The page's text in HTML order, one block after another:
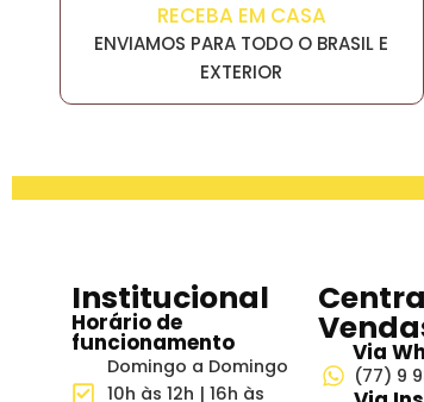
RECEBA EM CASA
ENVIAMOS PARA TODO O BRASIL E
EXTERIOR
Institucional
Horário de
funcionamento
Domingo a Domingo
10h às 12h | 16h às
Via
(77) 9